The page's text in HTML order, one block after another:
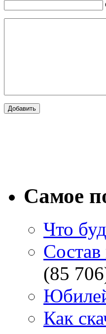
Самое
Что
(85
Как